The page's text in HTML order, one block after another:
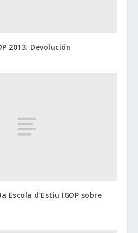
2013. Devolución
Escola d’Estiu IGOP sobre